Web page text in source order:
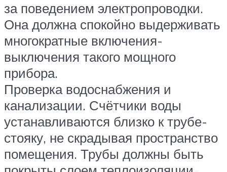
за поведением электропроводки.
Она должна спокойно выдерживать
многократные включения-
выключения такого мощного
прибора.
Проверка водоснабжения и
канализации. Счётчики воды
устанавливаются близко к трубе-
стояку, не скрадывая пространство
помещения. Трубы должны быть